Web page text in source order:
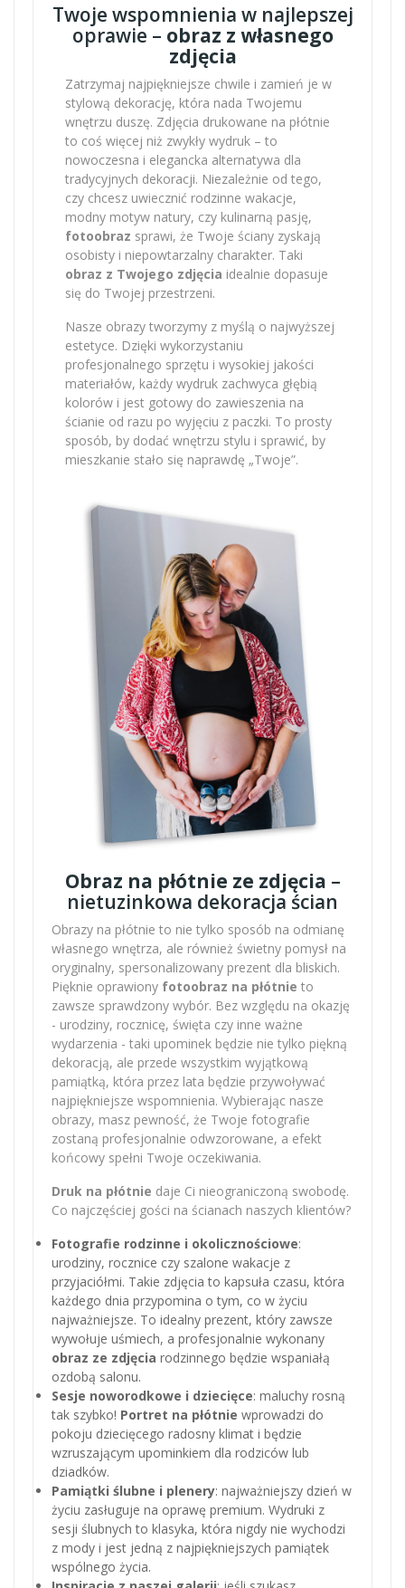
Twoje wspomnienia w najlepszej
oprawie – obraz z własnego
zdjęcia
Zatrzymaj najpiękniejsze chwile i zamień je w
stylową dekorację, która nada Twojemu
wnętrzu duszę. Zdjęcia drukowane na płótnie
to coś więcej niż zwykły wydruk – to
nowoczesna i elegancka alternatywa dla
tradycyjnych dekoracji. Niezależnie od tego,
czy chcesz uwiecznić rodzinne wakacje,
modny motyw natury, czy kulinarną pasję,
fotoobraz sprawi, że Twoje ściany zyskają
osobisty i niepowtarzalny charakter. Taki
obraz z Twojego zdjęcia idealnie dopasuje
się do Twojej przestrzeni.
Nasze obrazy tworzymy z myślą o najwyższej
estetyce. Dzięki wykorzystaniu
profesjonalnego sprzętu i wysokiej jakości
materiałów, każdy wydruk zachwyca głębią
kolorów i jest gotowy do zawieszenia na
ścianie od razu po wyjęciu z paczki. To prosty
sposób, by dodać wnętrzu stylu i sprawić, by
mieszkanie stało się naprawdę „Twoje”.
Obraz na płótnie ze zdjęcia –
nietuzinkowa dekoracja ścian
Obrazy na płótnie to nie tylko sposób na odmianę
własnego wnętrza, ale również świetny pomysł na
oryginalny, spersonalizowany prezent dla bliskich.
Pięknie oprawiony fotoobraz na płótnie to
zawsze sprawdzony wybór. Bez względu na okazję
- urodziny, rocznicę, święta czy inne ważne
wydarzenia - taki upominek będzie nie tylko piękną
dekoracją, ale przede wszystkim wyjątkową
pamiątką, która przez lata będzie przywoływać
najpiękniejsze wspomnienia. Wybierając nasze
obrazy, masz pewność, że Twoje fotografie
zostaną profesjonalnie odwzorowane, a efekt
końcowy spełni Twoje oczekiwania.
Druk na płótnie daje Ci nieograniczoną swobodę.
Co najczęściej gości na ścianach naszych klientów?
Fotografie rodzinne i okolicznościowe:
urodziny, rocznice czy szalone wakacje z
przyjaciółmi. Takie zdjęcia to kapsuła czasu, która
każdego dnia przypomina o tym, co w życiu
najważniejsze. To idealny prezent, który zawsze
wywołuje uśmiech, a profesjonalnie wykonany
obraz ze zdjęcia rodzinnego będzie wspaniałą
ozdobą salonu.
Sesje noworodkowe i dziecięce: maluchy rosną
tak szybko! Portret na płótnie wprowadzi do
pokoju dziecięcego radosny klimat i będzie
wzruszającym upominkiem dla rodziców lub
dziadków.
Pamiątki ślubne i plenery: najważniejszy dzień w
życiu zasługuje na oprawę premium. Wydruki z
sesji ślubnych to klasyka, która nigdy nie wychodzi
z mody i jest jedną z najpiękniejszych pamiątek
wspólnego życia.